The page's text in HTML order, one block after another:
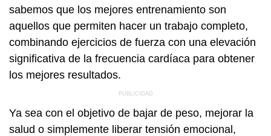
sabemos que los mejores entrenamiento son
aquellos que permiten hacer un trabajo completo,
combinando ejercicios de fuerza con una elevación
significativa de la frecuencia cardíaca para obtener
los mejores resultados.
Ya sea con el objetivo de bajar de peso, mejorar la
salud o simplemente liberar tensión emocional,